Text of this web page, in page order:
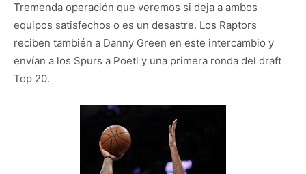
Tremenda operación que veremos si deja a ambos
equipos satisfechos o es un desastre. Los Raptors
reciben también a Danny Green en este intercambio y
envían a los Spurs a Poetl y una primera ronda del draft
Top 20.